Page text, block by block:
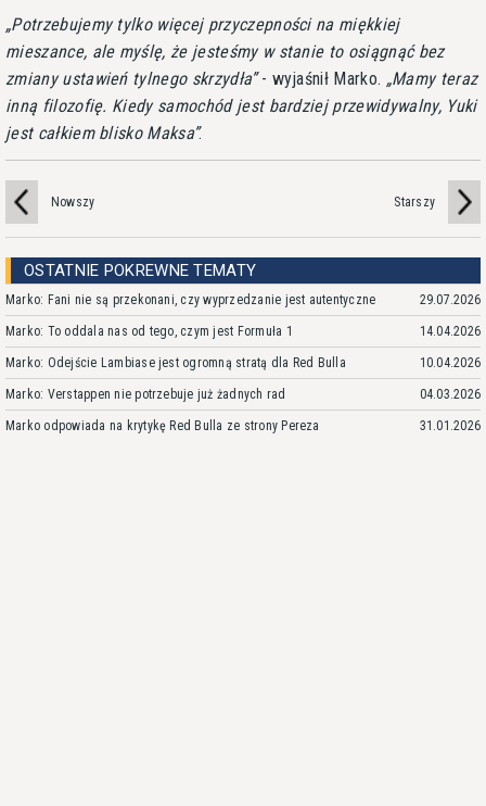
Potrzebujemy tylko więcej przyczepności na miękkiej
mieszance, ale myślę, że jesteśmy w stanie to osiągnąć bez
zmiany ustawień tylnego skrzydła - wyjaśnił Marko.
Mamy teraz
inną filozofię. Kiedy samochód jest bardziej przewidywalny, Yuki
jest całkiem blisko Maksa .
Nowszy Starszy
OSTATNIE POKREWNE TEMATY
Marko: Fani nie są przekonani, czy wyprzedzanie jest autentyczne 29.07.2026
Marko: To oddala nas od tego, czym jest Formuła 1 14.04.2026
Marko: Odejście Lambiase jest ogromną stratą dla Red Bulla 10.04.2026
Marko: Verstappen nie potrzebuje już żadnych rad 04.03.2026
Marko odpowiada na krytykę Red Bulla ze strony Pereza 31.01.2026